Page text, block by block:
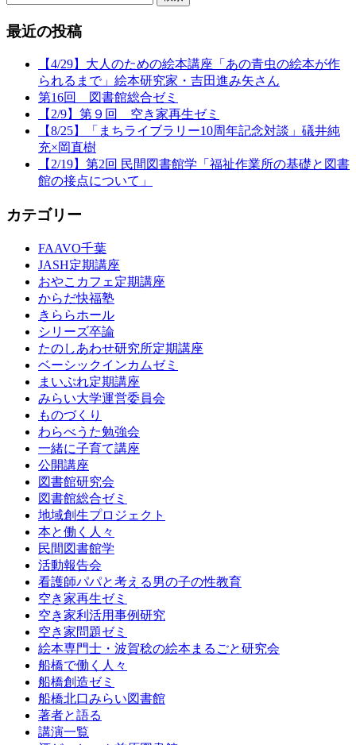
最近の投稿
【4/29】大人のための絵本講座「あの青虫の絵本が作
られるまで」絵本研究家・吉田進み矢さん
第16回 図書館総合ゼミ
【2/9】第９回 空き家再生ゼミ
【8/25】「まちライブラリー10周年記念対談」礒井純
充×岡直樹
【2/19】第2回 民間図書館学「福祉作業所の基礎と図書
館の接点について」
カテゴリー
FAAVO千葉
JASH定期講座
おやこカフェ定期講座
からだ快福塾
きららホール
シリーズ卒論
たのしあわせ研究所定期講座
ベーシックインカムゼミ
まいぷれ定期講座
みらい大学運営委員会
ものづくり
わらべうた勉強会
一緒に子育て講座
公開講座
図書館研究会
図書館総合ゼミ
地域創生プロジェクト
本と働く人々
民間図書館学
活動報告会
看護師パパと考える男の子の性教育
空き家再生ゼミ
空き家利活用事例研究
空き家問題ゼミ
絵本専門士・波賀稔の絵本まるごと研究会
船橋で働く人々
船橋創造ゼミ
船橋北口みらい図書館
著者と語る
講演一覧